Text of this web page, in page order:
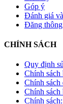
Góp ý
Đánh giá
Đăng
CHÍNH SÁCH
Quy định
Chính sách
Chính sách
Chính sách
Chính